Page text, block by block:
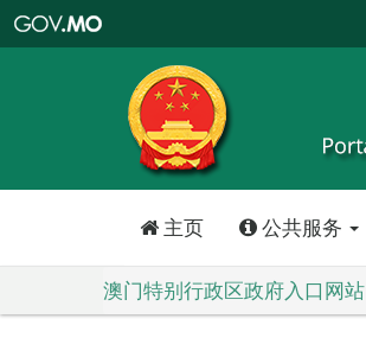
特
政
区
政
口
主页 公共服务
澳门特别行政区政府入口网站